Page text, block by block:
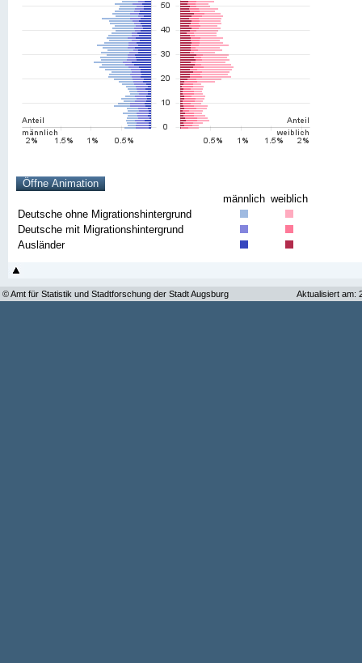
männlich weiblich
Deutsche ohne Migrationshintergrund
Deutsche mit Migrationshintergrund
Ausländer
© Amt für Statistik und Stadtforschung der Stadt Augsburg Aktualisiert am: